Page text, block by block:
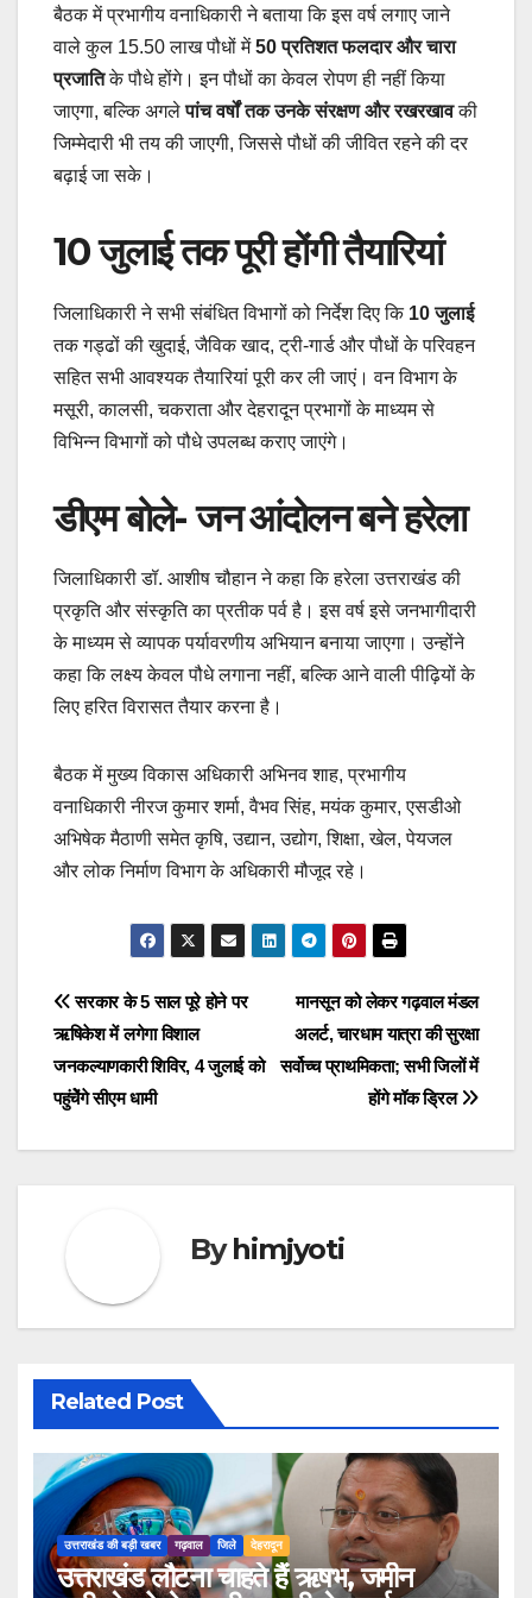
बैठक में प्रभागीय वनाधिकारी ने बताया कि इस वर्ष लगाए जाने
वाले कुल 15.50 लाख पौधों में50 प्रतिशत फलदार और चारा
प्रजातिके पौधे होंगे। इन पौधों का केवल रोपण ही नहीं किया
जाएगा, बल्कि अगलेपांच वर्षों तक उनके संरक्षण और रखरखावकी
जिम्मेदारी भी तय की जाएगी, जिससे पौधों की जीवित रहने की दर
बढ़ाई जा सके।
10 जुलाई तक पूरी होंगी तैयारियां
जिलाधिकारी ने सभी संबंधित विभागों को निर्देश दिए कि 10 जुलाई
तक गड्ढों की खुदाई, जैविक खाद, ट्री-गार्ड और पौधों के परिवहन
सहित सभी आवश्यक तैयारियां पूरी कर ली जाएं। वन विभाग के
मसूरी, कालसी, चकराता और देहरादून प्रभागों के माध्यम से
विभिन्न विभागों को पौधे उपलब्ध कराए जाएंगे।
डीएम बोले- जन आंदोलन बने हरेला
जिलाधिकारी डॉ. आशीष चौहान ने कहा कि हरेला उत्तराखंड की
प्रकृति और संस्कृति का प्रतीक पर्व है। इस वर्ष इसे जनभागीदारी
के माध्यम से व्यापक पर्यावरणीय अभियान बनाया जाएगा। उन्होंने
कहा कि लक्ष्य केवल पौधे लगाना नहीं, बल्कि आने वाली पीढ़ियों के
लिए हरित विरासत तैयार करना है।
बैठक में मुख्य विकास अधिकारी अभिनव शाह, प्रभागीय
वनाधिकारी नीरज कुमार शर्मा, वैभव सिंह, मयंक कुमार, एसडीओ
अभिषेक मैठाणी समेत कृषि, उद्यान, उद्योग, शिक्षा, खेल, पेयजल
और लोक निर्माण विभाग के अधिकारी मौजूद रहे।
Post
navigation
मानसून को लेकर गढ़वाल मंडल
अलर्ट, चारधाम यात्रा की सुरक्षा
सर्वोच्च प्राथमिकता; सभी जिलों में
होंगे मॉक ड्रिल
सरकार के 5 साल पूरे होने पर
ऋषिकेश में लगेगा विशाल
जनकल्याणकारी शिविर, 4 जुलाई को
पहुंचेेंगे सीएम धामी
Byhimjyoti
Related Post
उत्तराखंड की बड़ी खबर गढ़वाल जिले देहरादून
उत्तराखंड लौटना चाहते हैं ऋषभ, जमीन